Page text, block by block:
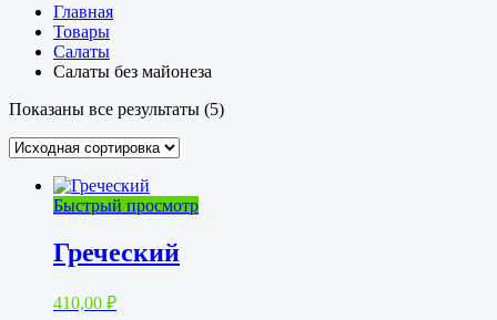
Главная
Товары
Салаты
Салаты без майонеза
Показаны все результаты (5)
Быстрый просмотр
Греческий
410,00 ₽